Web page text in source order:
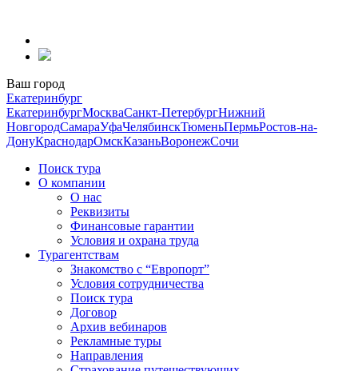
содержанию
Ваш город
Екатеринбург
ЕкатеринбургМоскваСанкт-ПетербургНижний
НовгородСамараУфаЧелябинскТюменьПермьРостов-на-
ДонуКраснодарОмскКазаньВоронежСочи
Поиск тура
О компании
О нас
Реквизиты
Финансовые гарантии
Условия и охрана труда
Турагентствам
Знакомство с “Европорт”
Условия сотрудничества
Поиск тура
Договор
Архив вебинаров
Рекламные туры
Направления